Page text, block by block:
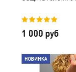
1 000 руб
НОВИНКА